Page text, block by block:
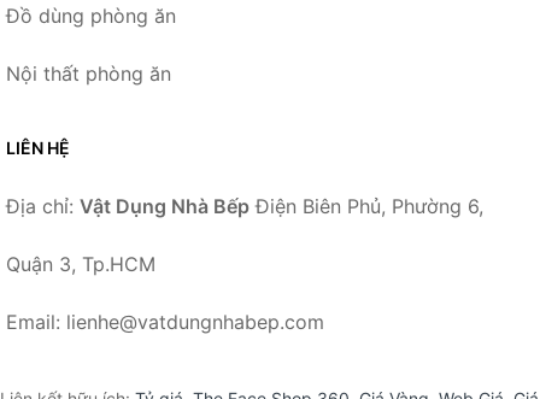
Đồ dùng phòng ăn
Nội thất phòng ăn
LIÊN HỆ
Địa chỉ: Vật Dụng Nhà Bếp Điện Biên Phủ, Phường 6,
Quận 3, Tp.HCM
Email: lienhe@vatdungnhabep.com